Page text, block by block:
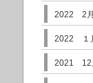
2022 2月
2022 １
2021 12